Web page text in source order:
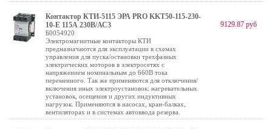
Контактор КТИ-5115 ЭРА PRO KKT50-115-230-
10-E 115А 230В/АС3
Б0054920
Электромагнитные контакторы КТИ
предназначаются для эксплуатации в схемах
управления для пуска/остановки трехфазных
электрических моторов в электросетях с
напряжением номинальным до 660В тока
переменного. Так же применяются для отключения/
включения иных электроустановок: нагревательных
установок, осещения и других индуктивных
нагрузок. Применяются в насосах, кран-балках,
вентиляторах и в системах автоввода резерва.
9129.87 руб